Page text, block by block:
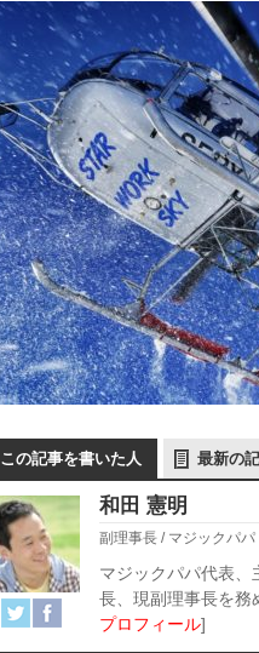
この記事を書いた人 最新の
和田 憲明
副理事長 / マジックパパ
マジックパパ代表
長、現副理事長を務
プロフィール]